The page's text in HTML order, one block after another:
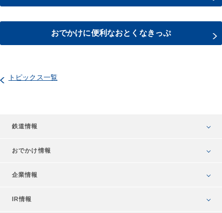
おでかけに便利なおとくなきっぷ
トピックス一覧
鉄道情報
おでかけ情報
企業情報
IR情報